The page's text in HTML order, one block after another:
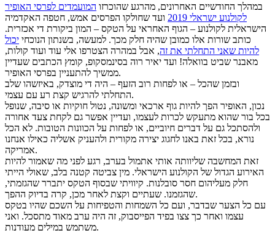
במהלך החודשיים האחרונים, מהרגע שהוכרזו המועמדים לפרסי האופיר
לקולנוע ישראלי 2019
ועד שחולקו הפרסים אמש, חטפה האקדמיה
הישראלית לקולנוע – הגוף האחראי על הטקס – המון ביקורת די אכזרית.
כותב שורות אלו כמובן שהיה חלק מכך. למעשה, בשנתון הנוכחי יכול
להיות שאני התחלתי את זה, אבל במהרה הצטרפו אלי עוד ועוד קולות,
מאבנר שביט בוואלה! ועד יאיר רוה בסינמסקופ, קומץ הכתבים שעדיין
ממשיך להתעניין בפרסי האופיר.
ובזמן שהכל – או לפחות רוב הזעף – היה די מוצדק, באיזשהו שלב
התחלתי להרגיש קצת רע עם עצמי.
נכון, האופיר הפך להיות גוף ארכאי ומשונה, נטול חוקיות או סיבה, שנופל
בכל בור שהוא מתעקש לכרות לעצמו, ועדיין אפשר גם לקחת צעד אחורה
ולהסתכל גם על דברים חיוביים, או לפחות על הכוונות הטובות. לא הכל
נורא, בכל זאת באנו לחגוג יצירה מקורית ולהעניק אשליה כאילו אנחנו
אמריקה.
זאת המחשבה שליוותה אותי אתמול בערב, רגע לפני מה שאמור להיות
האירוע הגדול של הקולנוע הישראלי. מין צביטה קטנה בלב, שאולי הייתי
חלק מעליהום חסר סובלנות. קיוויתי שבסוף הטקס יתברר שהגזמתי,
שהגזמנו. שעתיים וקצת לאחר מכן, קרה בדיוק ההפך.
עם כל הצער שבדבר, ועם כל השמחות והטפיחות על השכם שהיו בטקס
עצמו ואחר כך צצו בפיד הפייסבוק, זה היה ערב מאוד מתסכל. ואני
משתמש במילים מעודנות.